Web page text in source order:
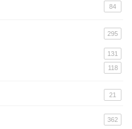
84
295
131
118
21
362